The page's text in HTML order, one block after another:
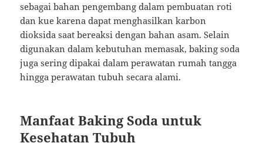
sebagai bahan pengembang dalam pembuatan roti
dan kue karena dapat menghasilkan karbon
dioksida saat bereaksi dengan bahan asam. Selain
digunakan dalam kebutuhan memasak, baking soda
juga sering dipakai dalam perawatan rumah tangga
hingga perawatan tubuh secara alami.
Manfaat Baking Soda untuk
Kesehatan Tubuh